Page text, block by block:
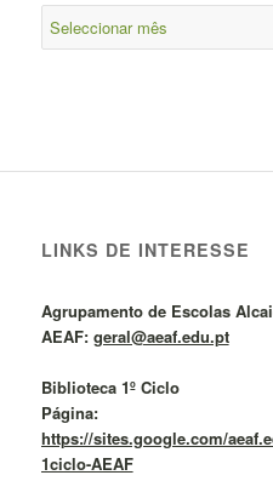
LINKS DE INTERESSE
Agrupamento de Escolas
AEAF: geral@aeaf.edu.pt
Biblioteca 1º Ciclo
Página:
https://sites.google.com/
1ciclo-AEAF